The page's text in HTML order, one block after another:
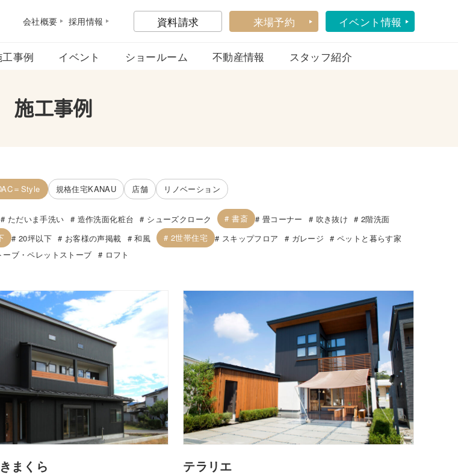
会社概要 採用情報 資料請求 来場予約 イベント情報
事例 イベント ショールーム 不動産情報 スタッフ紹介
施工事例
＝Style 規格住宅KANAU 店舗 リノベーション
ただいま手洗い 造作洗面化粧台 シューズクローク 書斎 畳コーナー 吹き抜け
2階洗面
20坪以下 お客様の声掲載 和風 2世帯住宅 スキップフロア ガレージ
ペットと暮らす家
ーブ・ペレットストーブ
ロフト
まくら テラリエ